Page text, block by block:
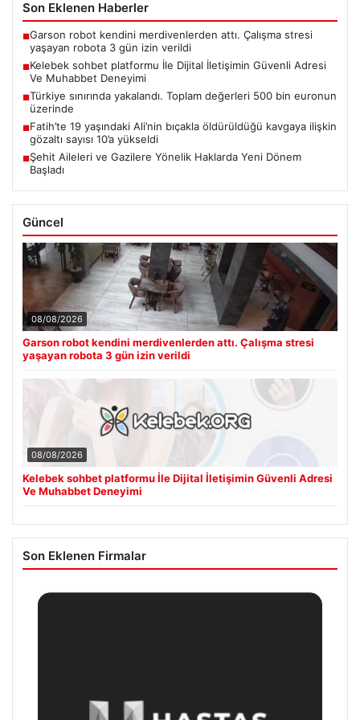
Son Eklenen Haberler
■Garson robot kendini merdivenlerden attı. Çalışma stresi
yaşayan robota 3 gün izin verildi
■Kelebek sohbet platformu İle Dijital İletişimin Güvenli Adresi
Ve Muhabbet Deneyimi
■Türkiye sınırında yakalandı. Toplam değerleri 500 bin euronun
üzerinde
■Fatih’te 19 yaşındaki Ali’nin bıçakla öldürüldüğü kavgaya ilişkin
gözaltı sayısı 10’a yükseldi
■Şehit Aileleri ve Gazilere Yönelik Haklarda Yeni Dönem
Başladı
Güncel
08/08/2026
Garson robot kendini merdivenlerden attı. Çalışma stresi
yaşayan robota 3 gün izin verildi
08/08/2026
Kelebek sohbet platformu İle Dijital İletişimin Güvenli Adresi
Ve Muhabbet Deneyimi
Son Eklenen Firmalar